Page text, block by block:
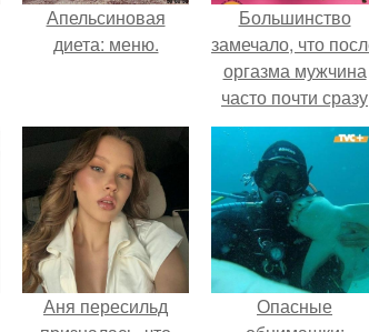
Апельсиновая
диета: меню.
Большинство
замечало, что
оргазма мужчина
часто почти сразу
теряет
возбуждение, тогда
как женщина может
дольше
возбуждение.
Аня пересильд
Опасные